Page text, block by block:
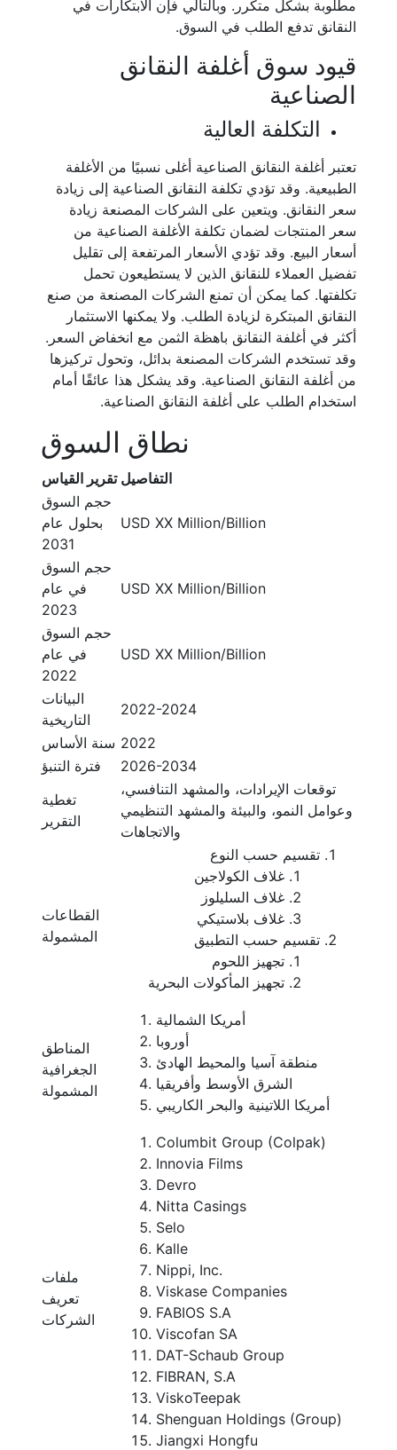
مطلوبة بشكل متكرر. وبالتالي فإن الابتكارات في
النقانق تدفع الطلب في السوق.
قيود سوق أغلفة النقانق
الصناعية
التكلفة العالية
تعتبر أغلفة النقانق الصناعية أغلى نسبيًا من الأغلفة
الطبيعية. وقد تؤدي تكلفة النقانق الصناعية إلى زيادة
سعر النقانق. ويتعين على الشركات المصنعة زيادة
سعر المنتجات لضمان تكلفة الأغلفة الصناعية من
أسعار البيع. وقد تؤدي الأسعار المرتفعة إلى تقليل
تفضيل العملاء للنقانق الذين لا يستطيعون تحمل
تكلفتها. كما يمكن أن تمنع الشركات المصنعة من صنع
النقانق المبتكرة لزيادة الطلب. ولا يمكنها الاستثمار
أكثر في أغلفة النقانق باهظة الثمن مع انخفاض السعر.
وقد تستخدم الشركات المصنعة بدائل، وتحول تركيزها
من أغلفة النقانق الصناعية. وقد يشكل هذا عائقًا أمام
استخدام الطلب على أغلفة النقانق الصناعية.
نطاق السوق
تقرير القياس التفاصيل
حجم السوق
بحلول عام
2031
USD XX Million/Billion
حجم السوق
في عام
2023
USD XX Million/Billion
حجم السوق
في عام
2022
USD XX Million/Billion
البيانات
التاريخية
2022-2024
سنة الأساس 2022
فترة التنبؤ
2026-2034
تغطية
التقرير
توقعات الإيرادات، والمشهد التنافسي،
وعوامل النمو، والبيئة والمشهد التنظيمي
والاتجاهات
القطاعات
المشمولة
تقسيم حسب النوع
غلاف الكولاجين
غلاف السليلوز
غلاف بلاستيكي
تقسيم حسب التطبيق
تجهيز اللحوم
تجهيز المأكولات البحرية
المناطق
الجغرافية
المشمولة
أمريكا الشمالية
أوروبا
منطقة آسيا والمحيط الهادئ
الشرق الأوسط وأفريقيا
أمريكا اللاتينية والبحر الكاريبي
ملفات
تعريف
الشركات
Columbit Group (Colpak)
Innovia Films
Devro
Nitta Casings
Selo
Kalle
Nippi, Inc.
Viskase Companies
FABIOS S.A
Viscofan SA
DAT-Schaub Group
FIBRAN, S.A
ViskoTeepak
Shenguan Holdings (Group)
Jiangxi Hongfu